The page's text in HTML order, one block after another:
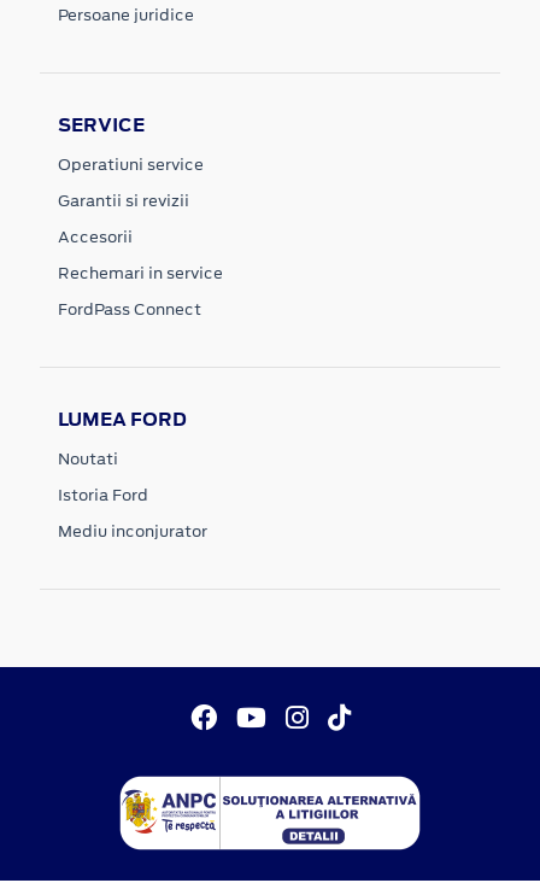
Persoane juridice
SERVICE
Operatiuni service
Garantii si revizii
Accesorii
Rechemari in service
FordPass Connect
LUMEA FORD
Noutati
Istoria Ford
Mediu inconjurator